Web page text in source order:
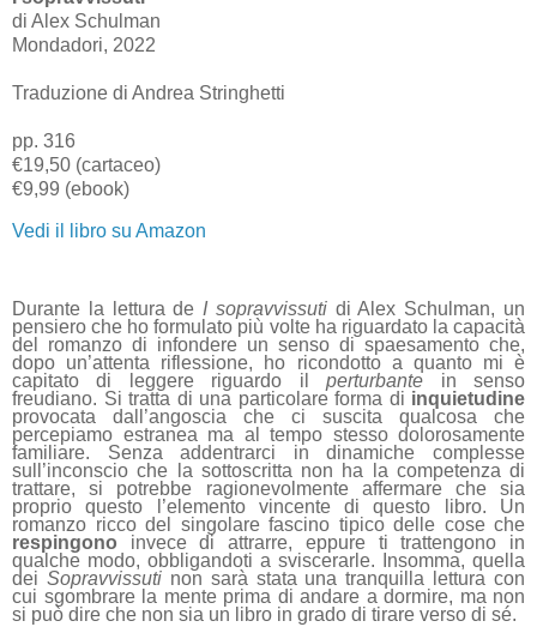
di Alex Schulman
Mondadori, 2022
Traduzione di Andrea Stringhetti
pp. 316
€19,50 (cartaceo)
€9,99 (ebook)
Vedi il libro su Amazon
Durante la lettura de I sopravvissuti di Alex Schulman, un
pensiero che ho formulato più volte ha riguardato la capacità
del romanzo di infondere un senso di spaesamento che,
dopo un’attenta riflessione, ho ricondotto a quanto mi è
capitato di leggere riguardo ilperturbante in senso
freudiano. Si tratta di una particolare forma di inquietudine
provocata dall’angoscia che ci suscita qualcosa che
percepiamo estranea ma al tempo stesso dolorosamente
familiare. Senza addentrarci in dinamiche complesse
sull’inconscio che la sottoscritta non ha la competenza di
trattare, si potrebbe ragionevolmente affermare che sia
proprio questo l’elemento vincente di questo libro. Un
romanzo ricco del singolare fascino tipico delle cose che
respingono invece di attrarre, eppure ti trattengono in
qualche modo, obbligandoti a sviscerarle. Insomma, quella
dei Sopravvissutinon sarà stata una tranquilla lettura con
cui sgombrare la mente prima di andare a dormire, ma non
si può dire che non sia un libro in grado di tirare verso di sé.